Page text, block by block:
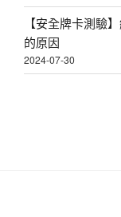
【安全牌卡測驗
的原因
2024-07-30